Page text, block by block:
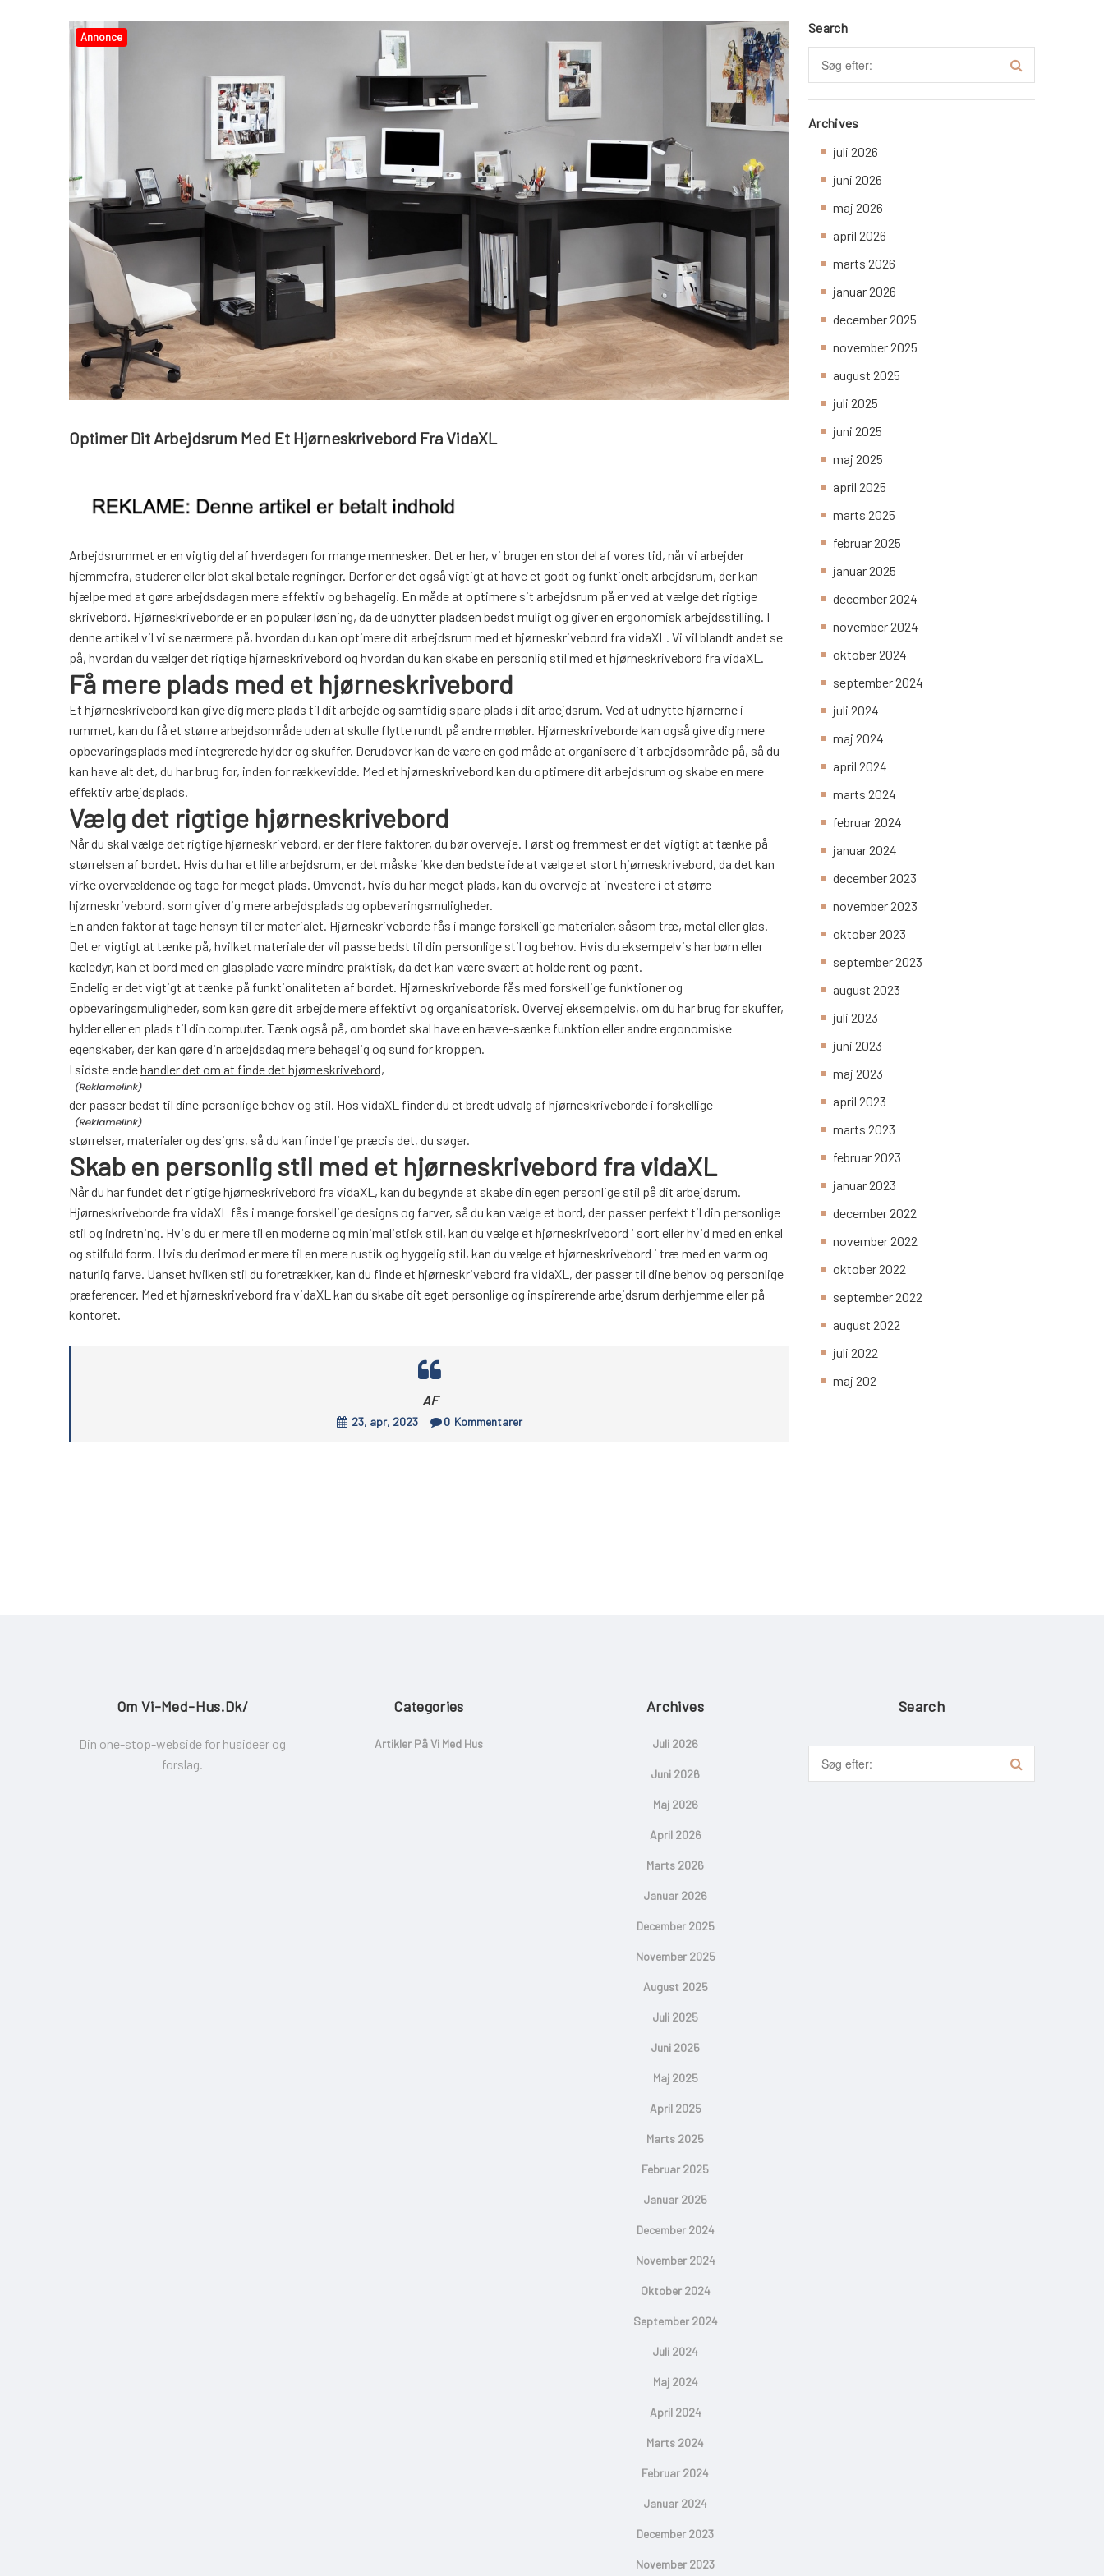
Annonce
Optimer Dit Arbejdsrum Med Et Hjørneskrivebord Fra VidaXL
Arbejdsrummet er en vigtig del af hverdagen for mange mennesker. Det er her, vi bruger en stor del af vores tid, når vi arbejder
hjemmefra, studerer eller blot skal betale regninger. Derfor er det også vigtigt at have et godt og funktionelt arbejdsrum, der kan
hjælpe med at gøre arbejdsdagen mere effektiv og behagelig. En måde at optimere sit arbejdsrum på er ved at vælge det rigtige
skrivebord. Hjørneskriveborde er en populær løsning, da de udnytter pladsen bedst muligt og giver en ergonomisk arbejdsstilling. I
denne artikel vil vi se nærmere på, hvordan du kan optimere dit arbejdsrum med et hjørneskrivebord fra vidaXL. Vi vil blandt andet se
på, hvordan du vælger det rigtige hjørneskrivebord og hvordan du kan skabe en personlig stil med et hjørneskrivebord fra vidaXL.
Få mere plads med et hjørneskrivebord
Et hjørneskrivebord kan give dig mere plads til dit arbejde og samtidig spare plads i dit arbejdsrum. Ved at udnytte hjørnerne i
rummet, kan du få et større arbejdsområde uden at skulle flytte rundt på andre møbler. Hjørneskriveborde kan også give dig mere
opbevaringsplads med integrerede hylder og skuffer. Derudover kan de være en god måde at organisere dit arbejdsområde på, så du
kan have alt det, du har brug for, inden for rækkevidde. Med et hjørneskrivebord kan du optimere dit arbejdsrum og skabe en mere
effektiv arbejdsplads.
Vælg det rigtige hjørneskrivebord
Når du skal vælge det rigtige hjørneskrivebord, er der flere faktorer, du bør overveje. Først og fremmest er det vigtigt at tænke på
størrelsen af bordet. Hvis du har et lille arbejdsrum, er det måske ikke den bedste ide at vælge et stort hjørneskrivebord, da det kan
virke overvældende og tage for meget plads. Omvendt, hvis du har meget plads, kan du overveje at investere i et større
hjørneskrivebord, som giver dig mere arbejdsplads og opbevaringsmuligheder.
En anden faktor at tage hensyn til er materialet. Hjørneskriveborde fås i mange forskellige materialer, såsom træ, metal eller glas.
Det er vigtigt at tænke på, hvilket materiale der vil passe bedst til din personlige stil og behov. Hvis du eksempelvis har børn eller
kæledyr, kan et bord med en glasplade være mindre praktisk, da det kan være svært at holde rent og pænt.
Endelig er det vigtigt at tænke på funktionaliteten af bordet. Hjørneskriveborde fås med forskellige funktioner og
opbevaringsmuligheder, som kan gøre dit arbejde mere effektivt og organisatorisk. Overvej eksempelvis, om du har brug for skuffer,
hylder eller en plads til din computer. Tænk også på, om bordet skal have en hæve-sænke funktion eller andre ergonomiske
egenskaber, der kan gøre din arbejdsdag mere behagelig og sund for kroppen.
I sidste endehandler det om at finde det hjørneskrivebord,
der passer bedst til dine personlige behov og stil. Hos vidaXL finder du et bredt udvalg af hjørneskriveborde i forskellige
størrelser, materialer og designs, så du kan finde lige præcis det, du søger.
Skab en personlig stil med et hjørneskrivebord fra vidaXL
Når du har fundet det rigtige hjørneskrivebord fra vidaXL, kan du begynde at skabe din egen personlige stil på dit arbejdsrum.
Hjørneskriveborde fra vidaXL fås i mange forskellige designs og farver, så du kan vælge et bord, der passer perfekt til din personlige
stil og indretning. Hvis du er mere til en moderne og minimalistisk stil, kan du vælge et hjørneskrivebord i sort eller hvid med en enkel
og stilfuld form. Hvis du derimod er mere til en mere rustik og hyggelig stil, kan du vælge et hjørneskrivebord i træ med en varm og
naturlig farve. Uanset hvilken stil du foretrækker, kan du finde et hjørneskrivebord fra vidaXL, der passer til dine behov og personlige
præferencer. Med et hjørneskrivebord fra vidaXL kan du skabe dit eget personlige og inspirerende arbejdsrum derhjemme eller på
kontoret.
AF
23, apr, 2023 0 Kommentarer
Search
Archives
juli 2026
juni 2026
maj 2026
april 2026
marts 2026
januar 2026
december 2025
november 2025
august 2025
juli 2025
juni 2025
maj 2025
april 2025
marts 2025
februar 2025
januar 2025
december 2024
november 2024
oktober 2024
september 2024
juli 2024
maj 2024
april 2024
marts 2024
februar 2024
januar 2024
december 2023
november 2023
oktober 2023
september 2023
august 2023
juli 2023
juni 2023
maj 2023
april 2023
marts 2023
februar 2023
januar 2023
december 2022
november 2022
oktober 2022
september 2022
august 2022
juli 2022
maj 202
Om Vi-Med-Hus.dk/
Din one-stop-webside for husideer og
forslag.
Categories
Artikler På Vi Med Hus
Archives
Juli 2026
Juni 2026
Maj 2026
April 2026
Marts 2026
Januar 2026
December 2025
November 2025
August 2025
Juli 2025
Juni 2025
Maj 2025
April 2025
Marts 2025
Februar 2025
Januar 2025
December 2024
November 2024
Oktober 2024
September 2024
Juli 2024
Maj 2024
April 2024
Marts 2024
Februar 2024
Januar 2024
December 2023
November 2023
Search